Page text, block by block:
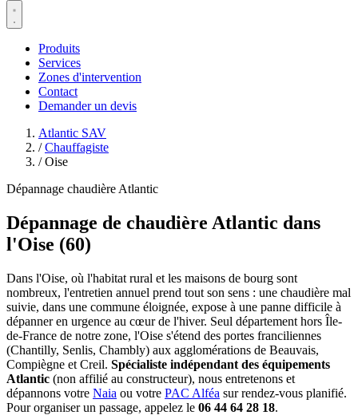
Produits
Services
Zones d'intervention
Contact
Demander un devis
Atlantic SAV
/ Chauffagiste
/ Oise
Dépannage chaudière Atlantic
Dépannage de chaudière Atlantic dans
l'Oise (60)
Dans l'Oise, où l'habitat rural et les maisons de bourg sont
nombreux, l'entretien annuel prend tout son sens : une chaudière mal
suivie, dans une commune éloignée, expose à une panne difficile à
dépanner en urgence au cœur de l'hiver. Seul département hors Île-
de-France de notre zone, l'Oise s'étend des portes franciliennes
(Chantilly, Senlis, Chambly) aux agglomérations de Beauvais,
Compiègne et Creil. Spécialiste indépendant des équipements
Atlantic (non affilié au constructeur), nous entretenons et
dépannons votre Naia ou votre PAC Alféa sur rendez-vous planifié.
Pour organiser un passage, appelez le 06 44 64 28 18.